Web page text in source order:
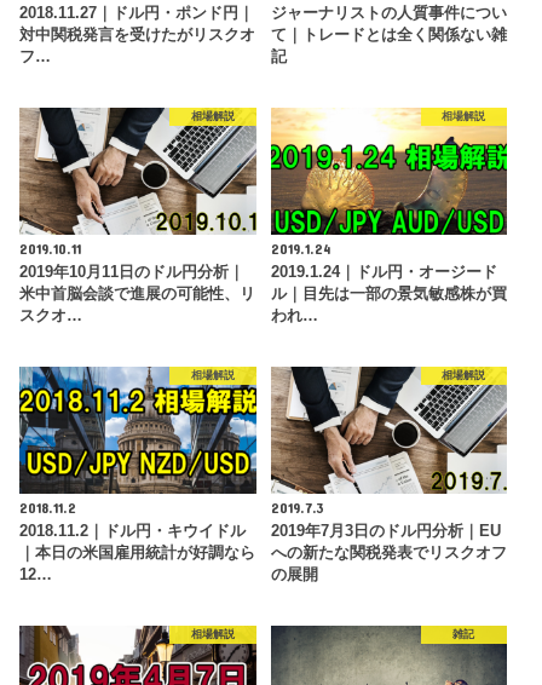
2018.11.27｜ドル円・ポンド円｜
対中関税発言を受けたがリスクオ
フ…
ジャーナリストの人質事件につい
て｜トレードとは全く関係ない雑
記
相場解説
2019.10.11
2019年10月11日のドル円分析｜
米中首脳会談で進展の可能性、リ
スクオ…
相場解説
2019.1.24
2019.1.24｜ドル円・オージード
ル｜目先は一部の景気敏感株が買
われ…
相場解説
2018.11.2
2018.11.2｜ドル円・キウイドル
｜本日の米国雇用統計が好調なら
12…
相場解説
2019.7.3
2019年7月3日のドル円分析｜EU
への新たな関税発表でリスクオフ
の展開
相場解説 雑記